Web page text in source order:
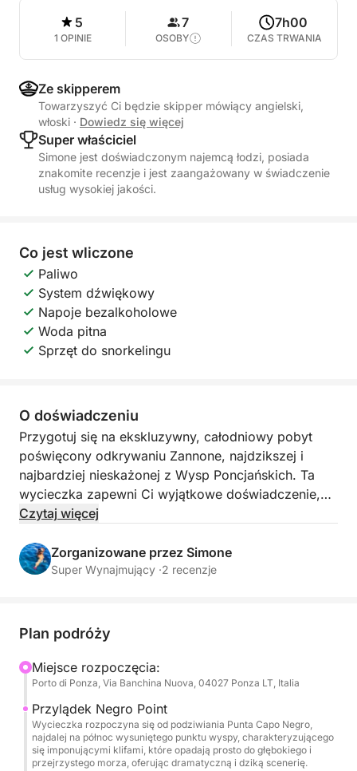
5
1 OPINIE
7
OSOBY
7h00
CZAS TRWANIA
Ze skipperem
Towarzyszyć Ci będzie skipper mówiący angielski,
włoski · Dowiedz się więcej
Super właściciel
Simone jest doświadczonym najemcą łodzi, posiada
znakomite recenzje i jest zaangażowany w świadczenie
usług wysokiej jakości.
Co jest wliczone
Paliwo
System dźwiękowy
Napoje bezalkoholowe
Woda pitna
Sprzęt do snorkelingu
O doświadczeniu
Przygotuj się na ekskluzywny, całodniowy pobyt
poświęcony odkrywaniu Zannone, najdzikszej i
najbardziej nieskażonej z Wysp Poncjańskich. Ta
wycieczka zapewni Ci wyjątkowe doświadczenie,
zabierając Cię do niemal niezbadanego raju
natury. Wyobraź sobie żeglowanie wzdłuż skalistych
i majestatycznych wybrzeży, skąpanych w
wyspę, w tym jej słynnej populacji muflonów.
Narodowego Circeo, a jej zwiedzanie oznacza
zanurzenie się w pierwotnym środowisku, z dala od
szaleństwa, gdzie natura ukazuje się w całej swojej
potędze i wspaniałości. Ta wycieczka jest idealna
dla tych, którzy szukają głębokiego relaksu
połączonego z ekscytacją odkrywania sekretnych
Czytaj więcej
Zorganizowane przez Simone
Super Wynajmujący ·2 recenzje
Plan podróży
Miejsce rozpoczęcia:
Porto di Ponza, Via Banchina Nuova, 04027 Ponza LT, Italia
Przylądek Negro Point
Wycieczka rozpoczyna się od podziwiania Punta Capo Negro,
najdalej na północ wysuniętego punktu wyspy, charakteryzującego
się imponującymi klifami, które opadają prosto do głębokiego i
przejrzystego morza, oferując dramatyczną i dziką scenerię.